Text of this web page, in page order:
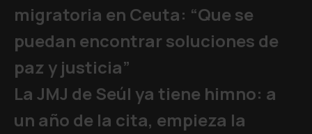
migratoria en Ceuta: “Que se
puedan encontrar soluciones de
paz y justicia”
La JMJ de Seúl ya tiene himno: a
un año de la cita, empieza la